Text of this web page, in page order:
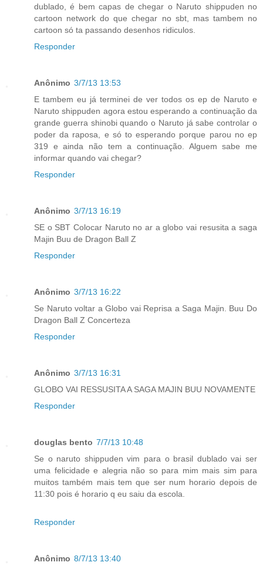
dublado, é bem capas de chegar o Naruto shippuden no
cartoon network do que chegar no sbt, mas tambem no
cartoon só ta passando desenhos ridiculos.
Responder
Anônimo 3/7/13 13:53
E tambem eu já terminei de ver todos os ep de Naruto e
Naruto shippuden agora estou esperando a continuação da
grande guerra shinobi quando o Naruto já sabe controlar o
poder da raposa, e só to esperando porque parou no ep
319 e ainda não tem a continuação. Alguem sabe me
informar quando vai chegar?
Responder
Anônimo 3/7/13 16:19
SE o SBT Colocar Naruto no ar a globo vai resusita a saga
Majin Buu de Dragon Ball Z
Responder
Anônimo 3/7/13 16:22
Se Naruto voltar a Globo vai Reprisa a Saga Majin. Buu Do
Dragon Ball Z Concerteza
Responder
Anônimo 3/7/13 16:31
GLOBO VAI RESSUSITA A SAGA MAJIN BUU NOVAMENTE
Responder
douglas bento 7/7/13 10:48
Se o naruto shippuden vim para o brasil dublado vai ser
uma felicidade e alegria não so para mim mais sim para
muitos também mais tem que ser num horario depois de
11:30 pois é horario q eu saiu da escola.
Responder
Anônimo 8/7/13 13:40